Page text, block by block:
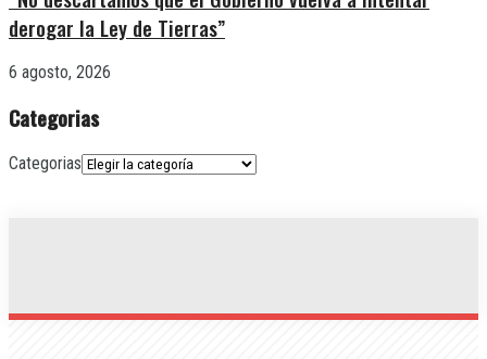
derogar la Ley de Tierras”
6 agosto, 2026
Categorias
Categorias